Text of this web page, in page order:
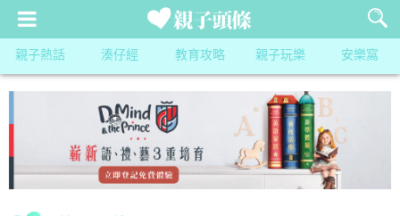
親子熱話 湊仔經 教育攻略 親子玩樂 安樂窩